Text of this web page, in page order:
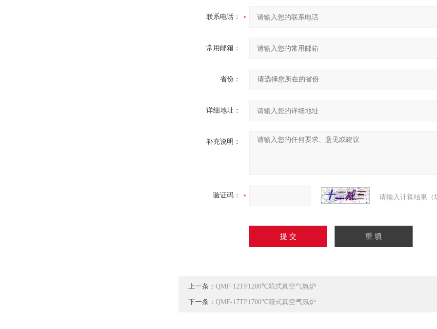
联系电话：
常用邮箱：
省份：
详细地址：
补充说明：
验证码： 请输入计算结果（
上一条： QMF-12TP1200℃箱式真空气氛炉
下一条： QMF-17TP1700℃箱式真空气氛炉